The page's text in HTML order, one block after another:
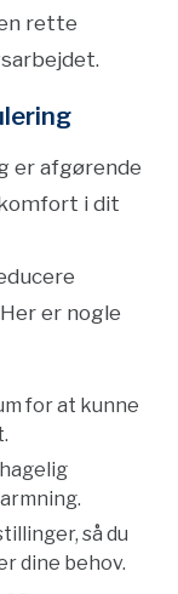
rette
er afgørende
i dit
er nogle
for at kunne
så du
dine behov.